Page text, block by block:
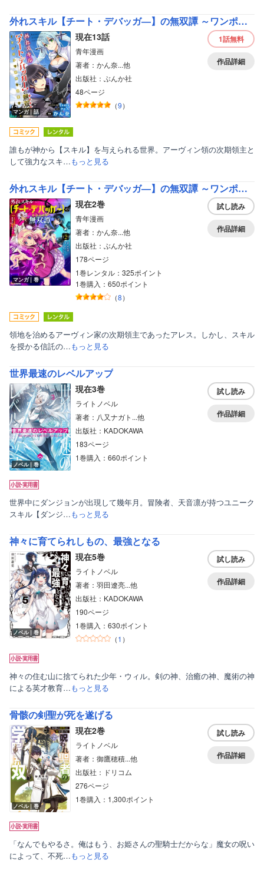
外れスキル【チート・デバッガ―】の無双譚 ～ワンポチで世界を改変する～ コミック版（分冊版）
マンガ｜話
現在13話
青年漫画
著者：かん奈...他
出版社：ぶんか社
48ページ
（9）
1話無料
作品詳細
誰もが神から【スキル】を与えられる世界。アーヴィン領の次期領主と
して強力なスキ…もっと見る
外れスキル【チート・デバッガ―】の無双譚 ～ワンポチで世界を改変する～ コミック版
マンガ｜巻
現在2巻
青年漫画
著者：かん奈...他
出版社：ぶんか社
178ページ
1巻レンタル：325ポイント
1巻購入：650ポイント
（8）
試し読み
作品詳細
領地を治めるアーヴィン家の次期領主であったアレス。しかし、スキル
を授かる信託の…もっと見る
世界最速のレベルアップ
ノベル｜巻
現在3巻
ライトノベル
著者：八又ナガト...他
出版社：KADOKAWA
183ページ
1巻購入：660ポイント
試し読み
作品詳細
世界中にダンジョンが出現して幾年月。冒険者、天音凛が持つユニーク
スキル【ダンジ…もっと見る
神々に育てられしもの、最強となる
ノベル｜巻
現在5巻
ライトノベル
著者：羽田遼亮...他
出版社：KADOKAWA
190ページ
1巻購入：630ポイント
（1 ）
試し読み
作品詳細
神々の住む山に捨てられた少年・ウィル。剣の神、治癒の神、魔術の神
による英才教育…もっと見る
骨骸の剣聖が死を遂げる
ノベル｜巻
現在2巻
ライトノベル
著者：御鷹穂積...他
出版社：ドリコム
276ページ
1巻購入：1,300ポイント
試し読み
作品詳細
「なんでもやるさ。俺はもう、お姫さんの聖騎士だからな」魔女の呪い
によって、不死…もっと見る
ボーイズラブ
ティーンズラブ
女性写真集